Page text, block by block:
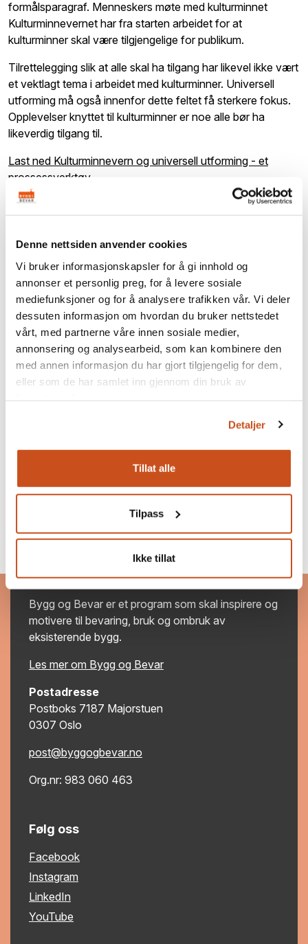
Denne nettsiden anvender cookies
Vi bruker informasjonskapsler for å gi innhold og
annonser et personlig preg, for å levere sosiale
mediefunksjoner og for å analysere trafikken vår. Vi deler
dessuten informasjon om hvordan du bruker nettstedet
vårt, med partnerne våre innen sosiale medier,
annonsering og analysearbeid, som kan kombinere den
med annen informasjon du har gjort tilgjengelig for dem,
eller som de har samlet inn gjennom din bruk av
Detaljer
Tillat alle
Tilpass
Ikke tillat
formålsparagraf. Menneskers møte med kulturminnet
Kulturminnevernet har fra starten arbeidet for at
kulturminner skal være tilgjengelige for publikum.
Tilrettelegging slik at alle skal ha tilgang har likevel ikke vært
et vektlagt tema i arbeidet med kulturminner. Universell
utforming må også innenfor dette feltet få sterkere fokus.
Opplevelser knyttet til kulturminner er noe alle bør ha
likeverdig tilgang til.
Last ned Kulturminnevern og universell utforming - et
prossessverktøy
Bygg og Bevar
Bygg og Bevar er et program som skal inspirere og
motivere til bevaring, bruk og ombruk av
eksisterende bygg.
Les mer om Bygg og Bevar
Postadresse
Postboks 7187 Majorstuen
0307 Oslo
post@byggogbevar.no
Org.nr: 983 060 463
Følg oss
Facebook
Instagram
LinkedIn
YouTube